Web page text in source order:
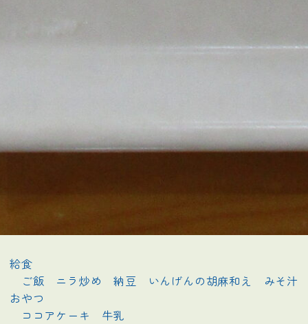
給食
ご飯　ニラ炒め　納豆　いんげんの胡麻和え　みそ汁
おやつ
ココアケーキ　牛乳